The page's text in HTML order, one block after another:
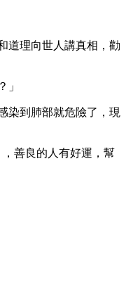
道理向世人講真相，勸
」
染到肺部就危險了，現
善良的人有好運，幫